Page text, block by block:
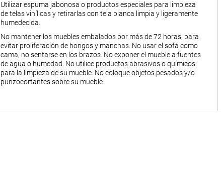
Utilizar espuma jabonosa o productos especiales para limpieza
de telas vinílicas y retirarlas con tela blanca limpia y ligeramente
humedecida.
No mantener los muebles embalados por más de 72 horas, para
evitar proliferación de hongos y manchas. No usar el sofá como
cama, no sentarse en los brazos. No exponer el mueble a fuentes
de agua o humedad. No utilice productos abrasivos o químicos
para la limpieza de su mueble. No coloque objetos pesados y/o
punzocortantes sobre su mueble.